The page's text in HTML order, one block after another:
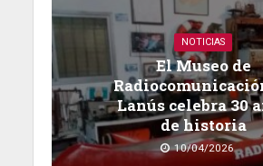
NOTICIAS
El Museo de
Lanús celebra 30
de historia
10/04/2026